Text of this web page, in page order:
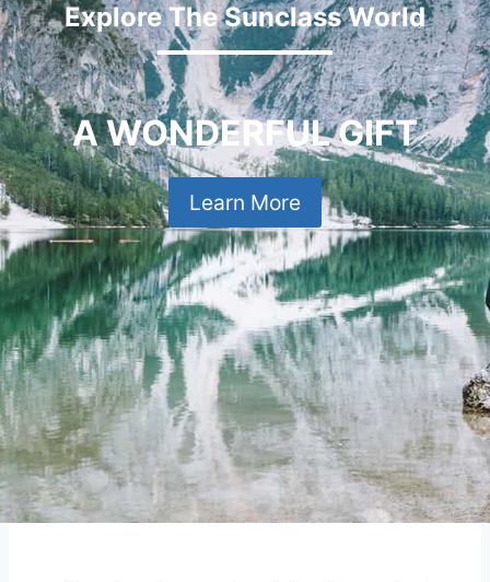
Explore The Sunclass World
A WONDERFUL GIFT
Learn More